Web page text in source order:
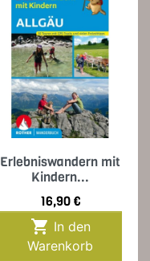
Erlebniswandern mit
Kindern...
Preis
16,90 €

Warenkorb